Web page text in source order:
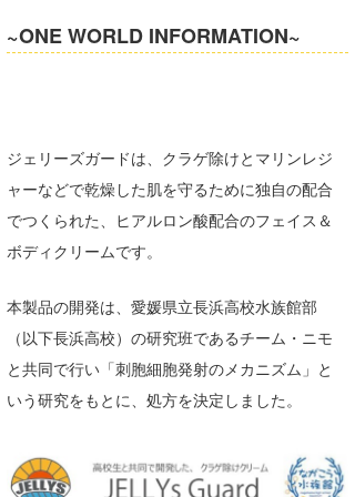
サーフィンエリアガイド
~ONE WORLD INFORMATION~
ジェリーズガードは、クラゲ除けとマリンレジ
ャーなどで乾燥した肌を守るために独自の配合
でつくられた、ヒアルロン酸配合のフェイス＆
ボディクリームです。
本製品の開発は、愛媛県立長浜高校水族館部
（以下長浜高校）の研究班であるチーム・ニモ
と共同で行い「刺胞細胞発射のメカニズム」と
いう研究をもとに、処方を決定しました。
千葉北
千葉南
大阪
四国
沖縄
その他
VOTE!
サーファーズ